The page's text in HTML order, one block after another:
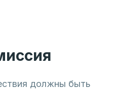
должны быть